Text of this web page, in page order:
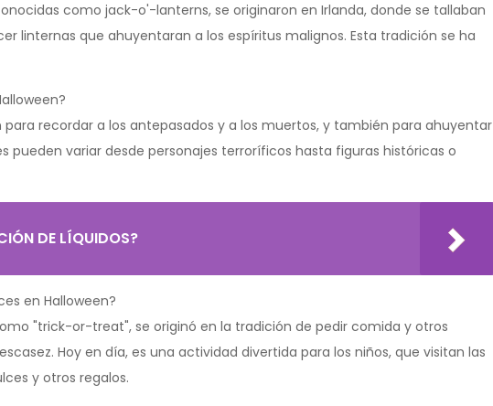
como jack-o'-lanterns, se originaron en Irlanda, donde se tallaban
linternas que ahuyentaran a los espíritus malignos. Esta tradición se ha
para recordar a los antepasados y a los muertos, y también para ahuyentar
pueden variar desde personajes terroríficos hasta figuras históricas o
DE LÍQUIDOS?
en Halloween?
"trick-or-treat", se originó en la tradición de pedir comida y otros
Hoy en día, es una actividad divertida para los niños, que visitan las
y otros regalos.